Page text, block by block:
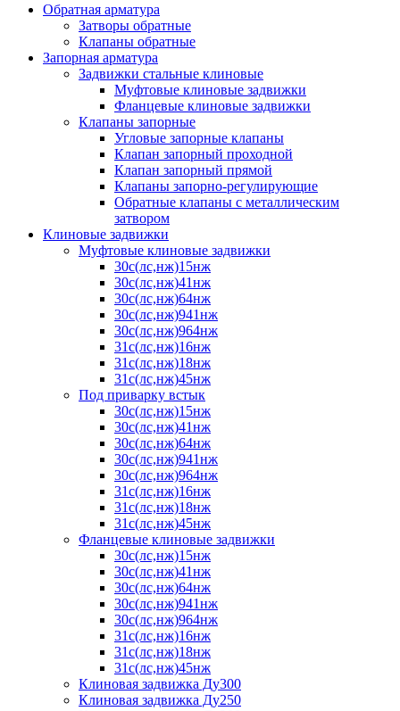
Обратная арматура
Затворы обратные
Клапаны обратные
Запорная арматура
Задвижки стальные клиновые
Муфтовые клиновые задвижки
Фланцевые клиновые задвижки
Клапаны запорные
Угловые запорные клапаны
Клапан запорный проходной
Клапан запорный прямой
Клапаны запорно-регулирующие
Обратные клапаны с металлическим
затвором
Клиновые задвижки
Муфтовые клиновые задвижки
30с(лс,нж)15нж
30с(лс,нж)41нж
30с(лс,нж)64нж
30с(лс,нж)941нж
30с(лс,нж)964нж
31с(лс,нж)16нж
31с(лс,нж)18нж
31с(лс,нж)45нж
Под приварку встык
30с(лс,нж)15нж
30с(лс,нж)41нж
30с(лс,нж)64нж
30с(лс,нж)941нж
30с(лс,нж)964нж
31с(лс,нж)16нж
31с(лс,нж)18нж
31с(лс,нж)45нж
Фланцевые клиновые задвижки
30с(лс,нж)15нж
30с(лс,нж)41нж
30с(лс,нж)64нж
30с(лс,нж)941нж
30с(лс,нж)964нж
31с(лс,нж)16нж
31с(лс,нж)18нж
31с(лс,нж)45нж
Клиновая задвижка Ду300
Клиновая задвижка Ду250